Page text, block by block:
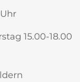
15.00-18.00